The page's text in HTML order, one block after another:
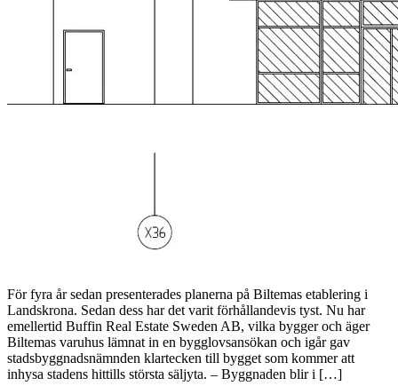
För fyra år sedan presenterades planerna på Biltemas etablering i
Landskrona. Sedan dess har det varit förhållandevis tyst. Nu har
emellertid Buffin Real Estate Sweden AB, vilka bygger och äger
Biltemas varuhus lämnat in en bygglovsansökan och igår gav
stadsbyggnadsnämnden klartecken till bygget som kommer att
inhysa stadens hittills största säljyta. – Byggnaden blir i […]